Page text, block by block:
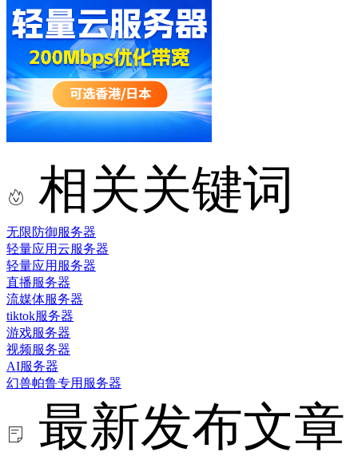
相关关键词
无限防御服务器
轻量应用云服务器
轻量应用服务器
直播服务器
流媒体服务器
tiktok服务器
游戏服务器
视频服务器
AI服务器
幻兽帕鲁专用服务器
最新发布文章